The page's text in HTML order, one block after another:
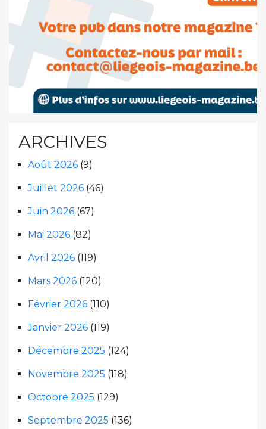
ARCHIVES
Août 2026 (9)
Juillet 2026 (46)
Juin 2026 (67)
Mai 2026 (82)
Avril 2026 (119)
Mars 2026 (120)
Février 2026 (110)
Janvier 2026 (119)
Décembre 2025 (124)
Novembre 2025 (118)
Octobre 2025 (129)
Septembre 2025 (136)